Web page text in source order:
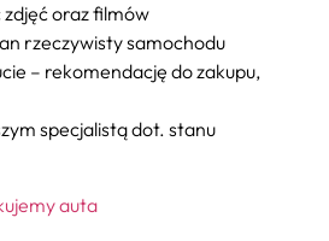
zdjęć oraz filmów
rzeczywisty samochodu
– rekomendację do zakupu,
specjalistą dot. stanu
auta